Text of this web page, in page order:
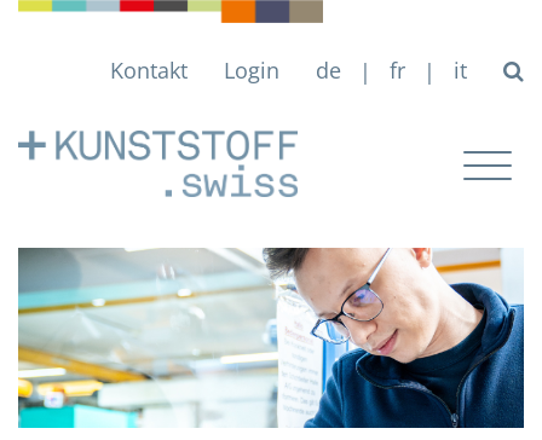
Kontakt Login de | fr | it